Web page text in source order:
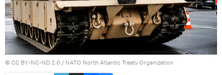
© CC BY-NC-ND 2.0 / NATO North Atlantic Treaty Organization